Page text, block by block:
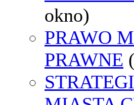
okno)
PRAWO
PRAWNE